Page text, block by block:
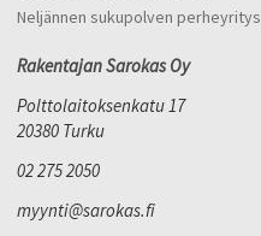
Neljännen sukupolven perheyritys
Rakentajan Sarokas Oy
Polttolaitoksenkatu 17
20380 Turku
02 275 2050
myynti@sarokas.fi